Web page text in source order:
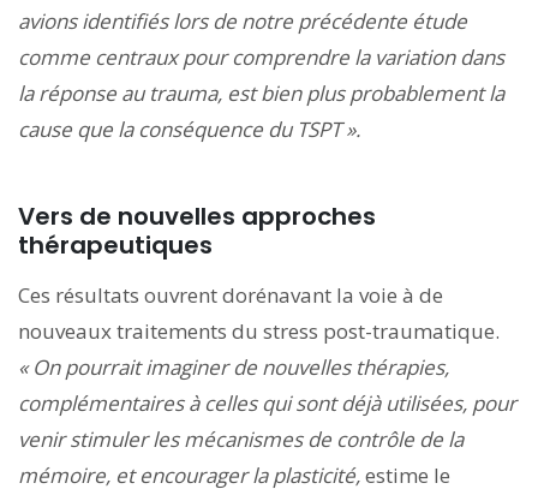
avions identifiés lors de notre précédente étude
comme centraux pour comprendre la variation dans
la réponse au trauma, est bien plus probablement la
cause que la conséquence du TSPT ».
Vers de nouvelles approches
thérapeutiques
Ces résultats ouvrent dorénavant la voie à de
nouveaux traitements du stress post-traumatique.
« On pourrait imaginer de nouvelles thérapies,
complémentaires à celles qui sont déjà utilisées, pour
venir stimuler les mécanismes de contrôle de la
mémoire, et encourager la plasticité,estime le